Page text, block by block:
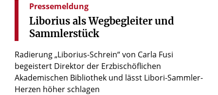
Pressemeldung
Liborius als Wegbegleiter und
Sammlerstück
Radierung „Liborius-Schrein“ von Carla Fusi
begeistert Direktor der Erzbischöflichen
Akademischen Bibliothek und lässt Libori-Sammler-
Herzen höher schlagen